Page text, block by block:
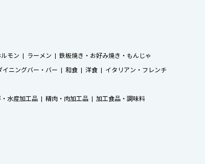
モン ラーメン
鉄板焼き・お好み焼き・もんじゃ
イニングバー・バー 和食 洋食
イタリアン・フレンチ
水産加工品 精肉・肉加工品
加工食品・調味料